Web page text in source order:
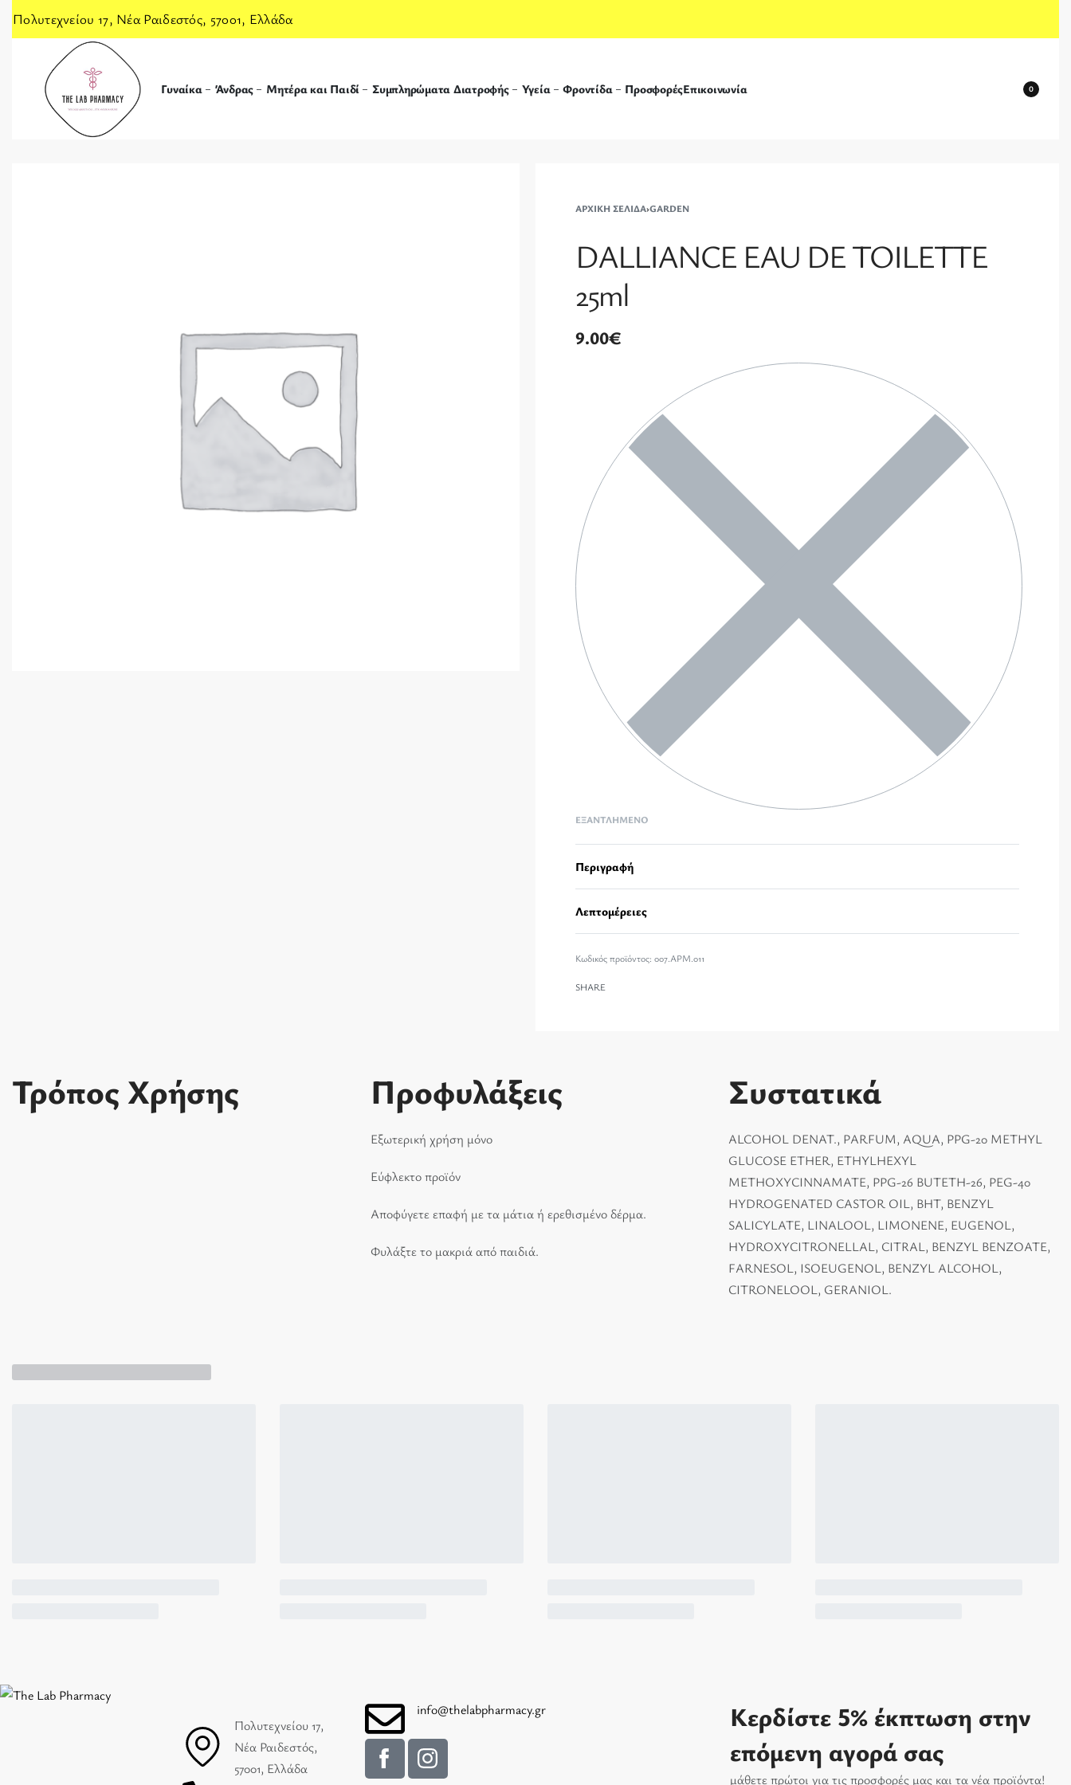
Πολυτεχνείου 17, Νέα Ραιδεστός, 57001, Ελλάδα
Γυναίκα Άνδρας Μητέρα και Παιδί Συμπληρώματα Διατροφής Υγεία Φροντίδα ΠροσφορέςΕπικοινωνία 0
ΑΡΧΙΚΉ ΣΕΛΊΔΑ›GARDEN
DALLIANCE EAU DE TOILETTE
25ml
9.00€
ΕΞΑΝΤΛΗΜΈΝΟ
Περιγραφή
Λεπτομέρειες
007.APM.011
SHARE
Τρόπος Χρήσης Προφυλάξεις
Εξωτερική χρήση μόνο
Εύφλεκτο προϊόν
Αποφύγετε επαφή με τα μάτια ή ερεθισμένο δέρμα.
Φυλάξτε το μακριά από παιδιά.
Συστατικά
ALCOHOL DENAT., PARFUM, AQUA, PPG-20 METHYL
GLUCOSE ETHER, ETHYLHEXYL
METHOXYCINNAMATE, PPG-26 BUTETH-26, PEG-40
HYDROGENATED CASTOR OIL, BHT, BENZYL
SALICYLATE, LINALOOL, LIMONENE, EUGENOL,
HYDROXYCITRONELLAL, CITRAL, BENZYL BENZOATE,
FARNESOL, ISOEUGENOL, BENZYL ALCOHOL,
CITRONELOOL, GERANIOL.
Πολυτεχνείου 17,
Νέα Ραιδεστός,
57001, Ελλάδα
info@thelabpharmacy.gr
Κερδίστε 5% έκπτωση στην
επόμενη αγορά σας
μάθετε πρώτοι για τις προσφορές μας και τα νέα προϊόντα!